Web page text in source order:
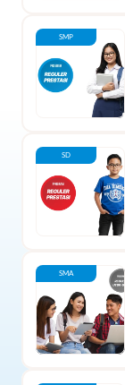
SMP
SD
SMA